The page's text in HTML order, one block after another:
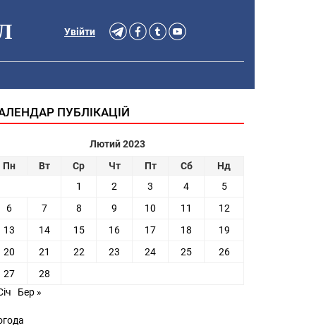
Увійти
ПУБЛІКАЦІЙ
Лютий 2023
Пн
Вт Ср Чт Пт Сб
Нд
1
2 3 4
5
6
7 8 9 10 11
12
13
14 15 16 17 18
19
20
21 22 23 24 25
26
27
28
Бер »